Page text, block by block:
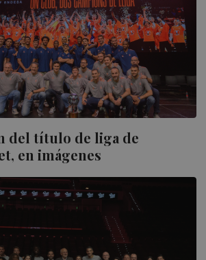
del título de liga de
en imágenes